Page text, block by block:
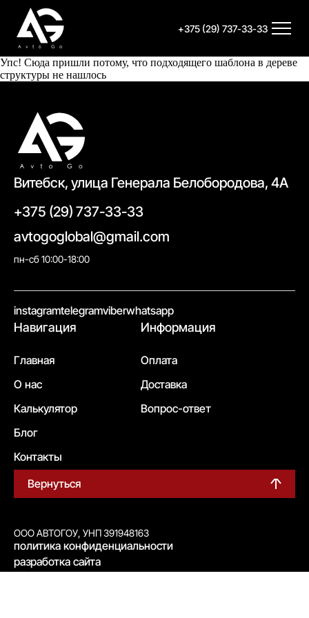
+375 (29) 737-33-33
Упс! Сюда пришли потому, что подходящего шаблона в дереве
структуры не нашлось
Витебск, улица Генерала Белобородова, 4А
+375 (29) 737-33-33
avtogoglobal@gmail.com
пн-сб 10:00-18:00
instagramtelegramviberwhatsapp
Навигация
Главная
О нас
Калькулятор
Блог
Контакты
Информация
Оплата
Доставка
Вопрос-ответ
Вернуться
ООО АВТОГОУ, УНП 391948163
политика конфиденциальности
разработка сайта